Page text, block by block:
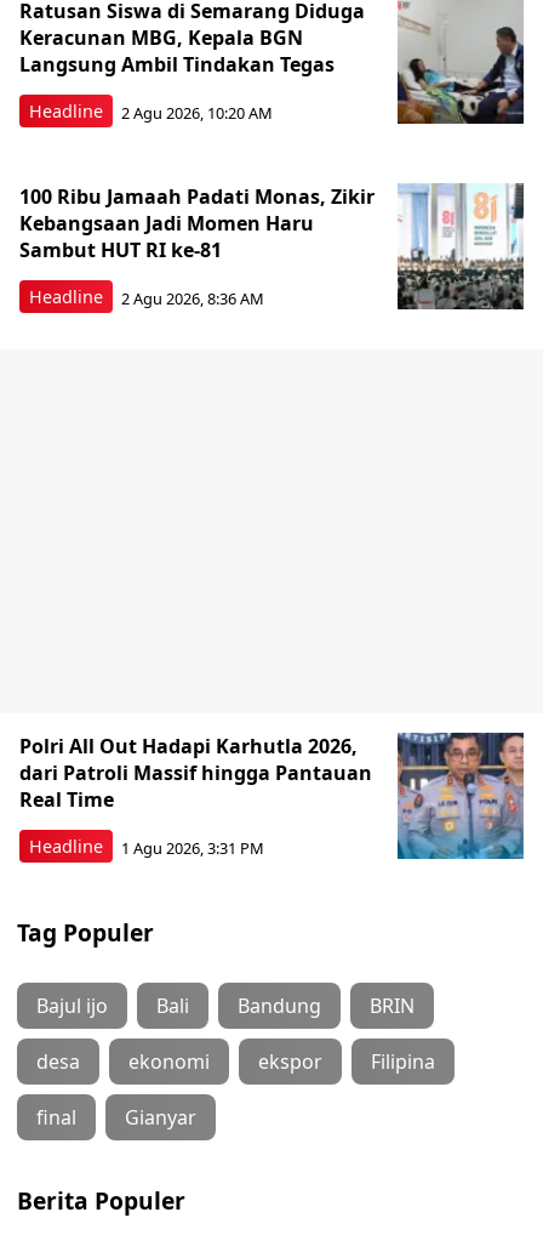
Headline
Ratusan Siswa di Semarang Diduga
Keracunan MBG, Kepala BGN
Langsung Ambil Tindakan Tegas
2 Agu 2026, 10:20 AM
Headline
100 Ribu Jamaah Padati Monas, Zikir
Kebangsaan Jadi Momen Haru
Sambut HUT RI ke-81
2 Agu 2026, 8:36 AM
Headline
Polri All Out Hadapi Karhutla 2026,
dari Patroli Massif hingga Pantauan
Real Time
1 Agu 2026, 3:31 PM
Tag Populer
Bajul ijo Bali Bandung BRIN
desa ekonomi ekspor Filipina
final Gianyar
Berita Populer